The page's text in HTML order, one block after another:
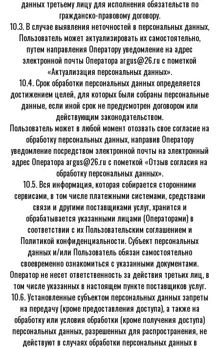
данных третьему лицу для исполнения обязательств по
гражданско-правовому договору.
10.3. В случае выявления неточностей в персональных данных,
Пользователь может актуализировать их самостоятельно,
путем направления Оператору уведомление на адрес
электронной почты Оператора argus@26.ru с пометкой
«Актуализация персональных данных».
10.4. Срок обработки персональных данных определяется
достижением целей, для которых были собраны персональные
данные, если иной срок не предусмотрен договором или
действующим законодательством.
Пользователь может в любой момент отозвать свое согласие на
обработку персональных данных, направив Оператору
уведомление посредством электронной почты на электронный
адрес Оператора argus@26.ru с пометкой «Отзыв согласия на
обработку персональных данных».
10.5. Вся информация, которая собирается сторонними
сервисами, в том числе платежными системами, средствами
связи и другими поставщиками услуг, хранится и
обрабатывается указанными лицами (Операторами) в
соответствии с их Пользовательским соглашением и
Политикой конфиденциальности. Субъект персональных
данных и/или Пользователь обязан самостоятельно
своевременно ознакомиться с указанными документами.
Оператор не несет ответственность за действия третьих лиц, в
том числе указанных в настоящем пункте поставщиков услуг.
10.6. Установленные субъектом персональных данных запреты
на передачу (кроме предоставления доступа), а также на
обработку или условия обработки (кроме получения доступа)
персональных данных, разрешенных для распространения, не
действуют в случаях обработки персональных данных в